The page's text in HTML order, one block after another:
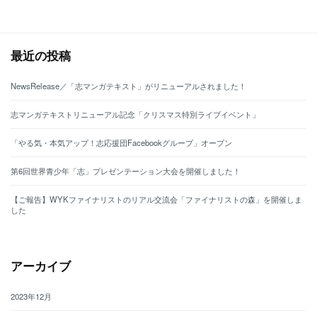
ン
最近の投稿
NewsRelease／「志マンガテキスト」がリニューアルされました！
志マンガテキストリニューアル記念「クリスマス特別ライブイベント」
「やる気・本気アップ！志応援団Facebookグループ」オープン
第6回世界青少年「志」プレゼンテーション大会を開催しました！
【ご報告】WYKファイナリストのリアル交流会「ファイナリストの森」を開催しま
した
アーカイブ
2023年12月